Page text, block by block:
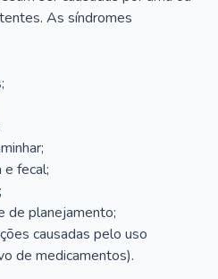
As síndromes
e fecal;
de planejamento;
causadas pelo uso
de medicamentos).